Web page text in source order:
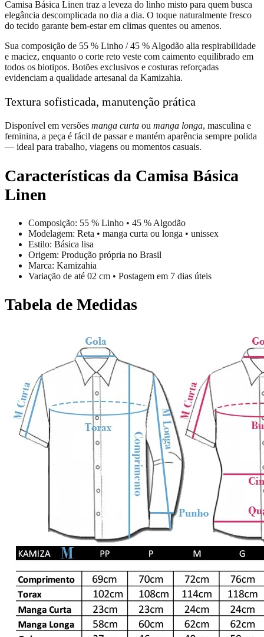
Camisa Básica Linen traz a leveza do linho misto para quem busca
elegância descomplicada no dia a dia. O toque naturalmente fresco
do tecido garante bem-estar em climas quentes ou amenos.
Sua composição de 55 % Linho / 45 % Algodão alia respirabilidade
e maciez, enquanto o corte reto veste com caimento equilibrado em
todos os biotipos. Botões exclusivos e costuras reforçadas
evidenciam a qualidade artesanal da Kamizahia.
Textura sofisticada, manutenção prática
Disponível em versões manga curta ou manga longa, masculina e
feminina, a peça é fácil de passar e mantém aparência sempre polida
— ideal para trabalho, viagens ou momentos casuais.
Características da Camisa Básica
Linen
Composição: 55 % Linho • 45 % Algodão
Modelagem: Reta • manga curta ou longa • unissex
Estilo: Básica lisa
Origem: Produção própria no Brasil
Marca: Kamizahia
Variação de até 02 cm • Postagem em 7 dias úteis
Tabela de Medidas